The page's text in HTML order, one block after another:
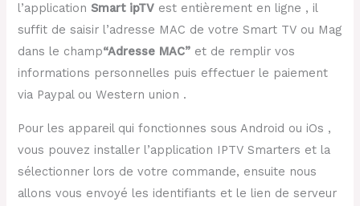
l’applicationSmart ipTV est entièrement en ligne , il
suffit de saisir l’adresse MAC de votre Smart TV ou Mag
dans le champ“Adresse MAC” et de remplir vos
informations personnelles puis effectuer le paiement
via Paypal ou Western union .
Pour les appareil qui fonctionnes sous Android ou iOs ,
vous pouvez installer l’application IPTV Smarters et la
sélectionner lors de votre commande, ensuite nous
allons vous envoyé les identifiants et le lien de serveur